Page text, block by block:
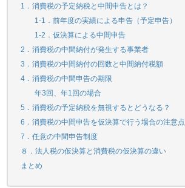
1．消費税の予定納税と中間申告とは？
1-1．前年度の実績による申告（予定申告）
1-2．仮決算による中間申告
2．消費税の中間納付が発生する事業者
3．消費税の中間納付の回数と中間納付税額
4．消費税の中間申告の期限
年3回、年1回の場合
5．消費税の予定納税を無視するとどうなる？
6．消費税の中間申告を仮決算で行う場合の注意点
7．任意の中間申告制度
８．法人税の仮決算と消費税の仮決算の違い
まとめ